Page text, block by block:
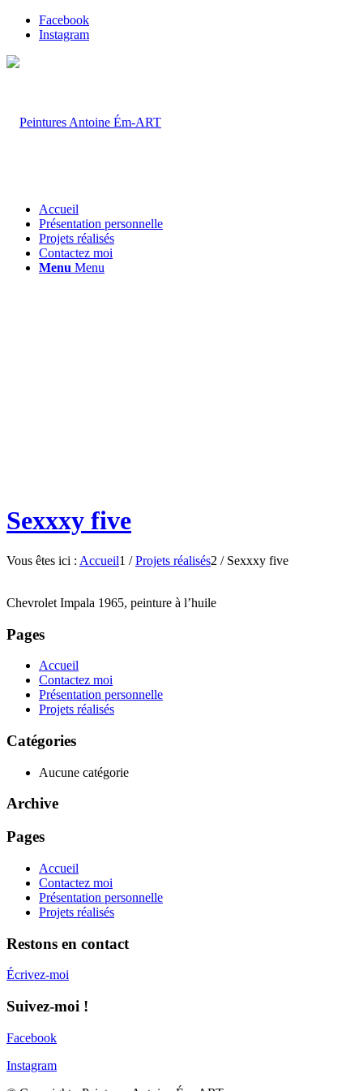
Facebook
Instagram
Accueil
Présentation personnelle
Projets réalisés
Contactez moi
Menu Menu
Sexxxy five
Vous êtes ici : Accueil1 / Projets réalisés2 / Sexxxy five
Chevrolet Impala 1965, peinture à l’huile
Pages
Accueil
Contactez moi
Présentation personnelle
Projets réalisés
Catégories
Aucune catégorie
Archive
Pages
Accueil
Contactez moi
Présentation personnelle
Projets réalisés
Restons en contact
Écrivez-moi
Suivez-moi !
Facebook
Instagram